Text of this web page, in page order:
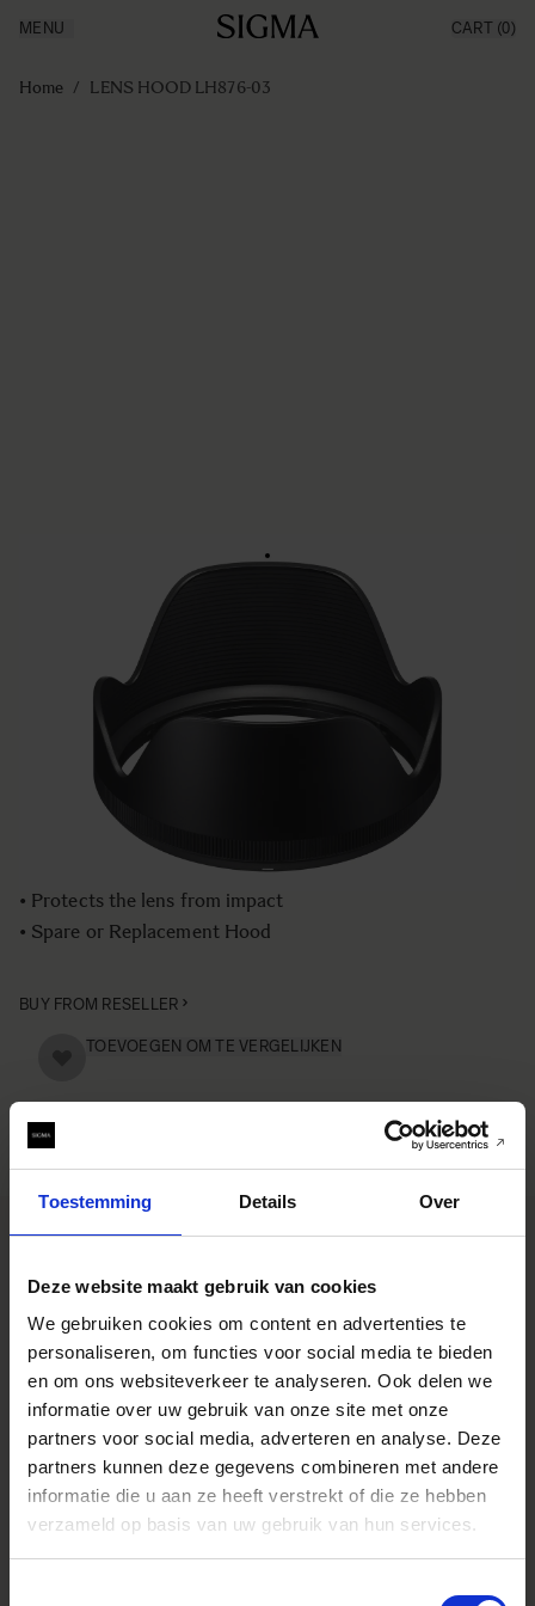
Toestemming Details Over
Deze website maakt gebruik van cookies
We gebruiken cookies om content en advertenties te
personaliseren, om functies voor social media te bieden
en om ons websiteverkeer te analyseren. Ook delen we
informatie over uw gebruik van onze site met onze
partners voor social media, adverteren en analyse. Deze
partners kunnen deze gegevens combineren met andere
informatie die u aan ze heeft verstrekt of die ze hebben
verzameld op basis van uw gebruik van hun services.
Producten
Inspiratie
MENU CART (0)
Home / LENS HOOD LH876-03
LENS HOOD LH876-03
IN WINKELWAGEN
• Lens Hood compatible with the SIGMA 24-35mm F2 DG
HSM | Art lens
• Blocks stray light from entering the lens
• Protects the lens from impact
• Spare or Replacement Hood
BUY FROM RESELLER
TOEVOEGEN OM TE VERGELIJKEN
SPECIFICATIONS
EIGENSCHAPPEN
CONSTRUCTION
Specificaties
* All figures calculated by L-Mount.
Note: The L-Mount Trademark is a
registered Trademark of Leica
Product name includes "DG" when